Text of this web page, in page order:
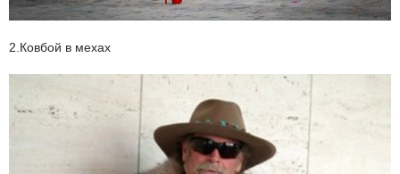
2.Ковбой в мехах